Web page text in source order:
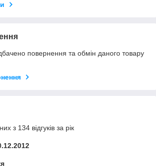
повернення та обмін даного товару
з 134 відгуків за рік